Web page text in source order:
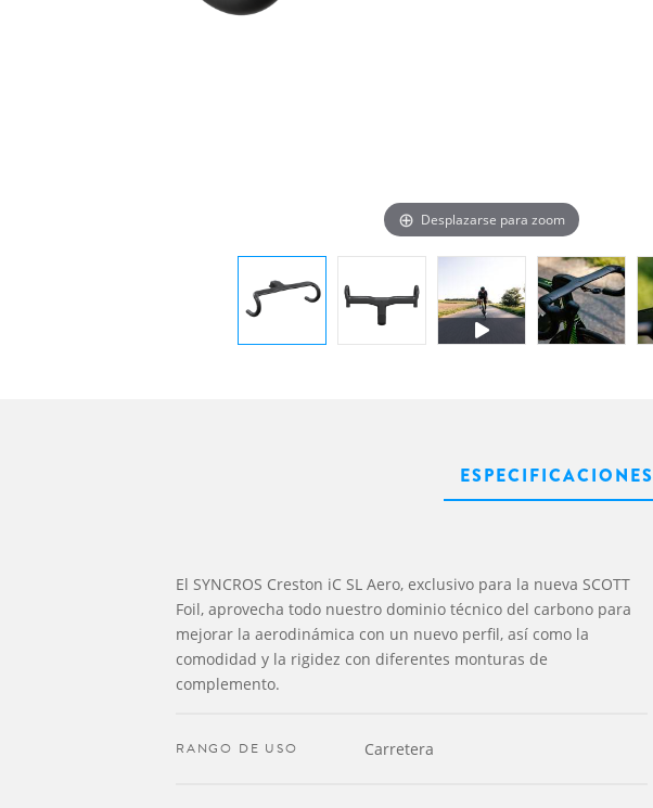
Desplazarse para zoom
ESPECIFICACIONES
El SYNCROS Creston iC SL Aero, exclusivo para la nueva SCOTT
Foil, aprovecha todo nuestro dominio técnico del carbono para
mejorar la aerodinámica con un nuevo perfil, así como la
comodidad y la rigidez con diferentes monturas de
complemento.
RANGO DE USO Carretera